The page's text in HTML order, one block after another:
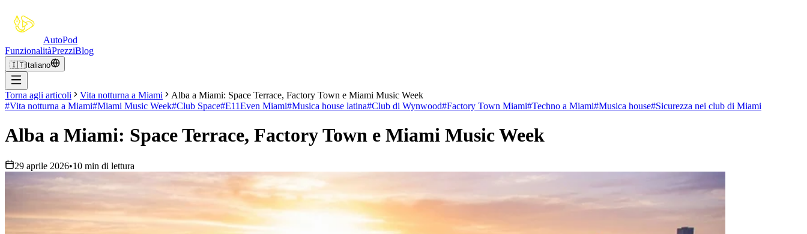
AutoPod
FunzionalitàPrezziBlog
🇮🇹Italiano
Torna agli articoli Vita notturna a Miami
Alba a Miami: Space Terrace, Factory Town e Miami Music Week
#Vita notturna a Miami#Miami Music Week#Club Space#E11Even Miami#Musica house latina#Club di Wynwood#Factory Town Miami#Techno a Miami#Musica house#Sicurezza nei club di Miami
Alba a Miami: Space Terrace, Factory Town e Miami Music Week
29 aprile 2026•10 min di lettura